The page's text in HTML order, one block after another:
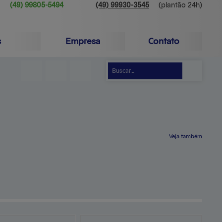
(49) 99805-5494 (49) 99930-3545
Empresa Contato
Veja também